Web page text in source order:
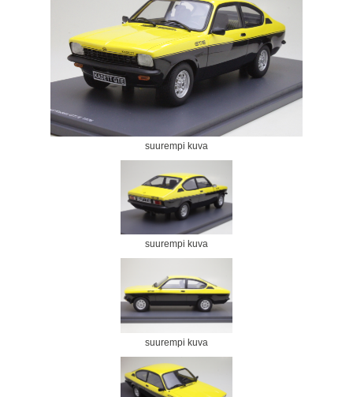
suurempi kuva
suurempi kuva
suurempi kuva